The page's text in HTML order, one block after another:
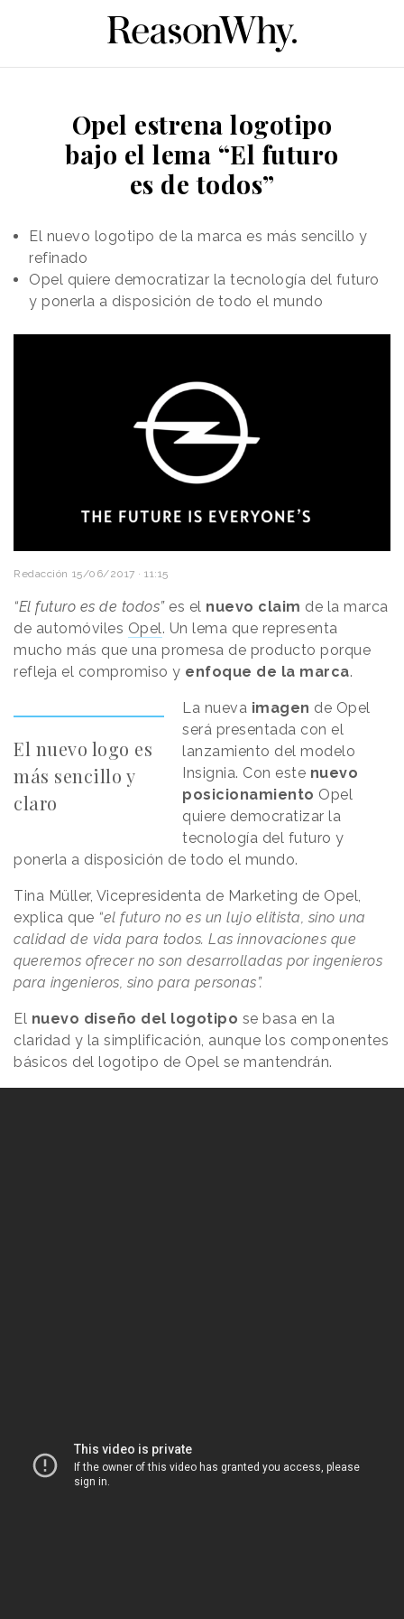
Opel estrena logotipo
bajo el lema “El futuro
es de todos”
El nuevo logotipo de la marca es más sencillo y
refinado
Opel quiere democratizar la tecnología del futuro
y ponerla a disposición de todo el mundo
Redacción 15/06/2017 · 11:15
“El futuro es de todos”es el nuevo claim de la marca
de automóviles Opel. Un lema que representa
mucho más que una promesa de producto porque
refleja el compromiso y enfoque de la marca.
El nuevo logo es
más sencillo y
claro
La nueva imagen de Opel
será presentada con el
lanzamiento del modelo
Insignia. Con este nuevo
posicionamiento Opel
quiere democratizar la
tecnología del futuro y
ponerla a disposición de todo el mundo.
Tina Müller, Vicepresidenta de Marketing de Opel,
explica que “el futuro no es un lujo elitista, sino una
calidad de vida para todos. Las innovaciones que
queremos ofrecer no son desarrolladas por ingenieros
para ingenieros, sino para personas”.
El nuevo diseño del logotipo se basa en la
claridad y la simplificación, aunque los componentes
básicos del logotipo de Opel se mantendrán.
Dirección:Calle Antonio Pirala 29. Madrid, 28017
Teléfono: 91 8057172